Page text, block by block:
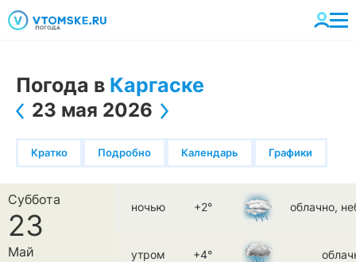
Погода в Каргаске
23 мая 2026
Кратко Подробно Календарь Графики
Суббота
23
Май
ночью +2° облачно,
утром +4°